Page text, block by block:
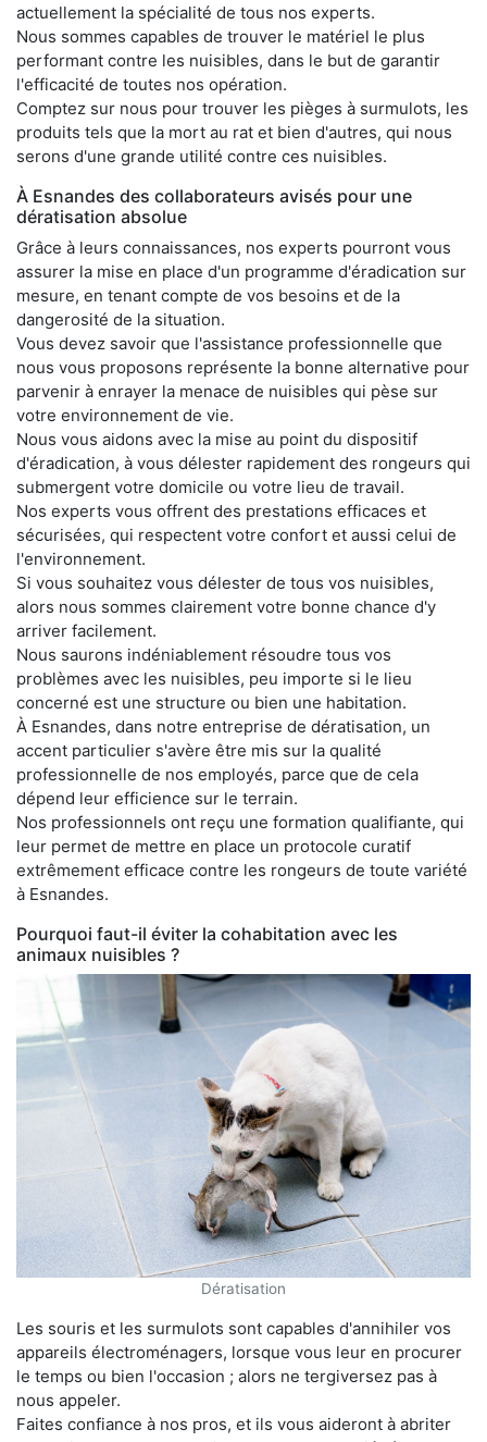
actuellement la spécialité de tous nos experts.
Nous sommes capables de trouver le matériel le plus
performant contre les nuisibles, dans le but de garantir
l'efficacité de toutes nos opération.
Comptez sur nous pour trouver les pièges à surmulots, les
produits tels que la mort au rat et bien d'autres, qui nous
serons d'une grande utilité contre ces nuisibles.
À Esnandes des collaborateurs avisés pour une
dératisation absolue
Grâce à leurs connaissances, nos experts pourront vous
assurer la mise en place d'un programme d'éradication sur
mesure, en tenant compte de vos besoins et de la
dangerosité de la situation.
Vous devez savoir que l'assistance professionnelle que
nous vous proposons représente la bonne alternative pour
parvenir à enrayer la menace de nuisibles qui pèse sur
votre environnement de vie.
Nous vous aidons avec la mise au point du dispositif
d'éradication, à vous délester rapidement des rongeurs qui
submergent votre domicile ou votre lieu de travail.
Nos experts vous offrent des prestations efficaces et
sécurisées, qui respectent votre confort et aussi celui de
l'environnement.
Si vous souhaitez vous délester de tous vos nuisibles,
alors nous sommes clairement votre bonne chance d'y
arriver facilement.
Nous saurons indéniablement résoudre tous vos
problèmes avec les nuisibles, peu importe si le lieu
concerné est une structure ou bien une habitation.
À Esnandes, dans notre entreprise de dératisation, un
accent particulier s'avère être mis sur la qualité
professionnelle de nos employés, parce que de cela
dépend leur efficience sur le terrain.
Nos professionnels ont reçu une formation qualifiante, qui
leur permet de mettre en place un protocole curatif
extrêmement efficace contre les rongeurs de toute variété
à Esnandes.
Pourquoi faut-il éviter la cohabitation avec les
animaux nuisibles ?
Dératisation
Les souris et les surmulots sont capables d'annihiler vos
appareils électroménagers, lorsque vous leur en procurer
le temps ou bien l'occasion ; alors ne tergiversez pas à
nous appeler.
Faites confiance à nos pros, et ils vous aideront à abriter